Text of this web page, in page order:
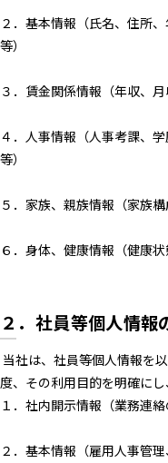
２．基本情報（氏名、住所
等）
３．賃金関係情報（年収、
４．人事情報（人事考課、
等）
５．家族、親族情報（家族
６．身体、健康情報（健康
２．社員等個人情報
当社は、社員等個人情報を
度、その利用目的を明確に
１．社内開示情報（業務連絡
２．基本情報（雇用人事管